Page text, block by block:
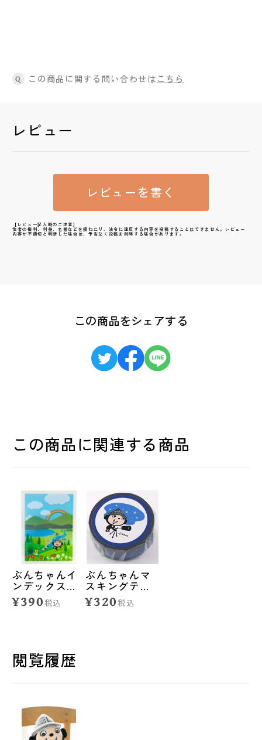
Q この商品に関する問い合わせはこちら
レビュー
レビューを書く
【レビュー記入時のご注意】
他者の権利、利益、名誉などを損ねたり、法令に違反する内容を投稿することはできません。レビュー
内容が不適切と判断した場合は、予告なく投稿を削除する場合があります。
この商品をシェアする
この商品に関連する商品
ぶんちゃんイ
ンデックス付
きクリアファ
イル<自然>
¥390 税込
ぶんちゃんマ
スキングテー
プ<星空>
¥320 税込
閲覧履歴